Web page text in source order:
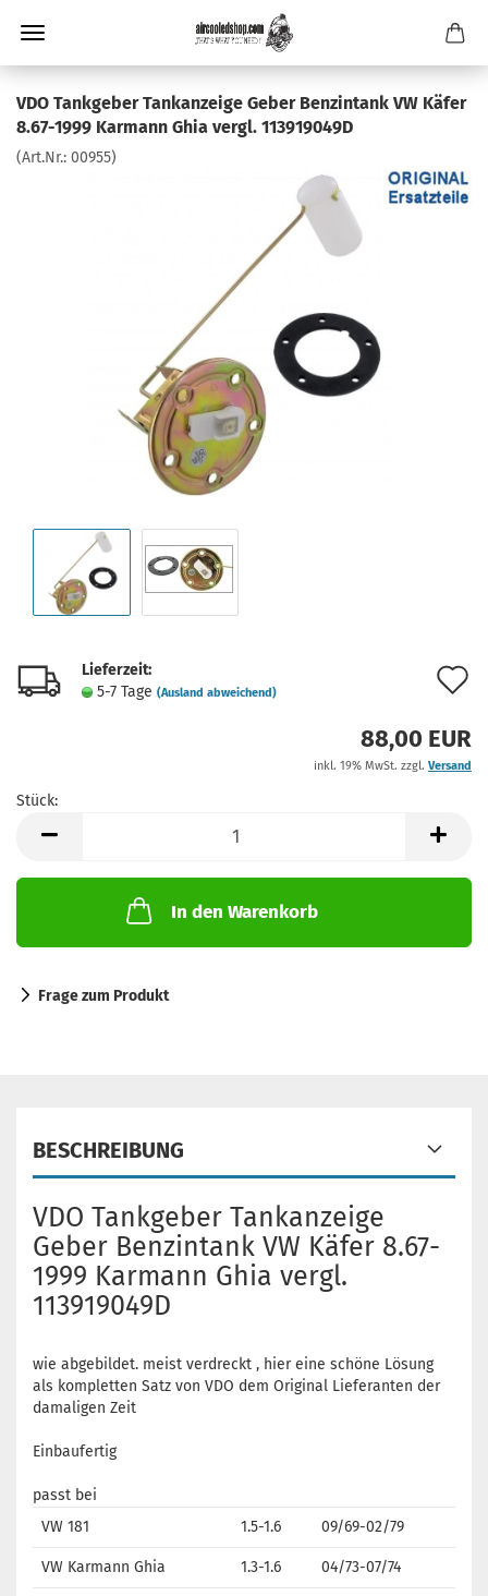
VDO Tankgeber Tankanzeige Geber Benzintank VW Käfer
8.67-1999 Karmann Ghia vergl. 113919049D
(Art.Nr.: 00955)
Lieferzeit:
5-7 Tage (Ausland abweichend)
88,00 EUR
inkl. 19% MwSt. zzgl. Versand
Stück:
In den Warenkorb
Frage zum Produkt
BESCHREIBUNG
VDO Tankgeber Tankanzeige
Geber Benzintank VW Käfer 8.67-
1999 Karmann Ghia vergl.
113919049D
wie abgebildet. meist verdreckt , hier eine schöne Lösung
als kompletten Satz von VDO dem Original Lieferanten der
damaligen Zeit
Einbaufertig
passt bei
VW 181
1.5-1.6 09/69-02/79
VW Karmann Ghia 1.3-1.6 04/73-07/74